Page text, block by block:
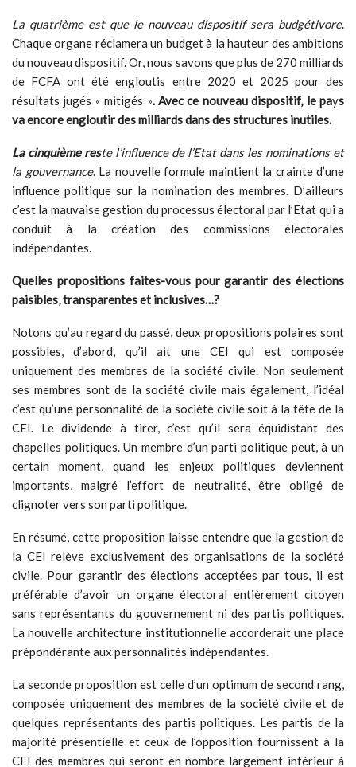
La quatrième est que le nouveau dispositif sera budgétivore.
Chaque organe réclamera un budget à la hauteur des ambitions
du nouveau dispositif. Or, nous savons que plus de 270 milliards
de FCFA ont été engloutis entre 2020 et 2025 pour des
résultats jugés « mitigés ». Avec ce nouveau dispositif, le pays
va encore engloutir des milliards dans des structures inutiles.
La cinquième reste l’influence de l’Etat dans les nominations et
la gouvernance. La nouvelle formule maintient la crainte d’une
influence politique sur la nomination des membres. D’ailleurs
c’est la mauvaise gestion du processus électoral par l’Etat qui a
conduit à la création des commissions électorales
indépendantes.
Quelles propositions faites-vous pour garantir des élections
paisibles, transparentes et inclusives…?
Notons qu’au regard du passé, deux propositions polaires sont
possibles, d’abord, qu’il ait une CEI qui est composée
uniquement des membres de la société civile. Non seulement
ses membres sont de la société civile mais également, l’idéal
c’est qu’une personnalité de la société civile soit à la tête de la
CEI. Le dividende à tirer, c’est qu’il sera équidistant des
chapelles politiques. Un membre d’un parti politique peut, à un
certain moment, quand les enjeux politiques deviennent
importants, malgré l’effort de neutralité, être obligé de
clignoter vers son parti politique.
En résumé, cette proposition laisse entendre que la gestion de
la CEI relève exclusivement des organisations de la société
civile. Pour garantir des élections acceptées par tous, il est
préférable d’avoir un organe électoral entièrement citoyen
sans représentants du gouvernement ni des partis politiques.
La nouvelle architecture institutionnelle accorderait une place
prépondérante aux personnalités indépendantes.
La seconde proposition est celle d’un optimum de second rang,
composée uniquement des membres de la société civile et de
quelques représentants des partis politiques. Les partis de la
majorité présentielle et ceux de l’opposition fournissent à la
CEI des membres qui seront en nombre largement inférieur à